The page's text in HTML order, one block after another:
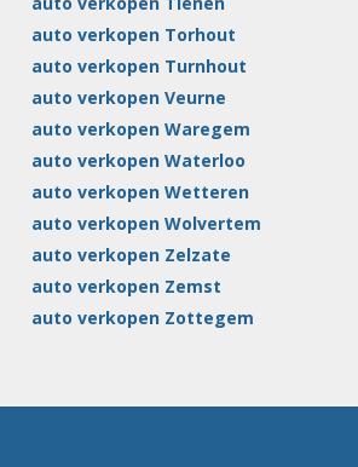
auto verkopen Torhout
auto verkopen Turnhout
auto verkopen Veurne
auto verkopen Waregem
auto verkopen Waterloo
auto verkopen Wetteren
auto verkopen Wolvertem
auto verkopen Zelzate
auto verkopen Zemst
auto verkopen Zottegem